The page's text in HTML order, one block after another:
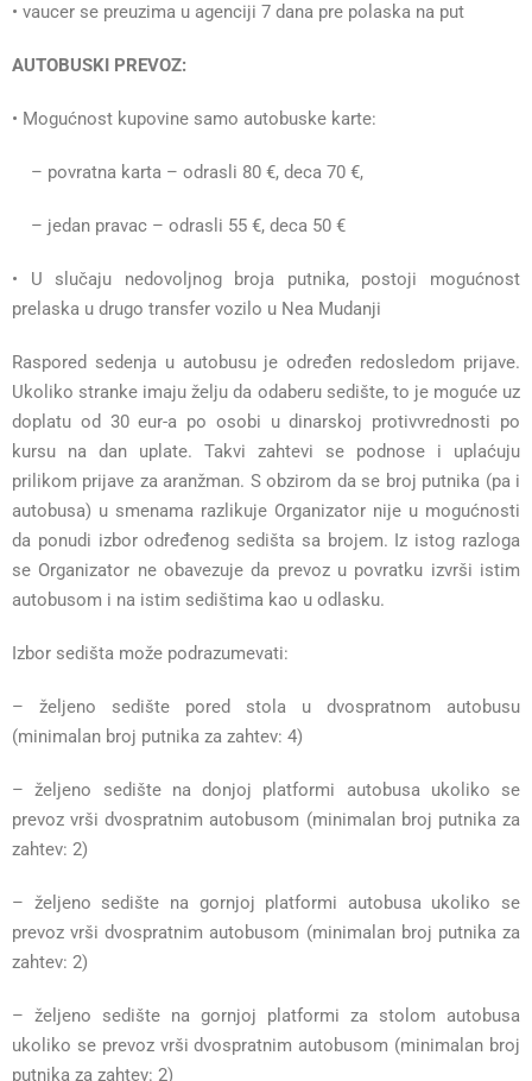
• vaucer se preuzima u agenciji 7 dana pre polaska na put
AUTOBUSKI PREVOZ:
• Mogućnost kupovine samo autobuske karte:
– povratna karta – odrasli 80 €, deca 70 €,
– jedan pravac – odrasli 55 €, deca 50 €
• U slučaju nedovoljnog broja putnika, postoji mogućnost
prelaska u drugo transfer vozilo u Nea Mudanji
Raspored sedenja u autobusu je određen redosledom prijave.
Ukoliko stranke imaju želju da odaberu sedište, to je moguće uz
doplatu od 30 eur-a po osobi u dinarskoj protivvrednosti po
kursu na dan uplate. Takvi zahtevi se podnose i uplaćuju
prilikom prijave za aranžman. S obzirom da se broj putnika (pa i
autobusa) u smenama razlikuje Organizator nije u mogućnosti
da ponudi izbor određenog sedišta sa brojem. Iz istog razloga
se Organizator ne obavezuje da prevoz u povratku izvrši istim
autobusom i na istim sedištima kao u odlasku.
Izbor sedišta može podrazumevati:
– željeno sedište pored stola u dvospratnom autobusu
(minimalan broj putnika za zahtev: 4)
– željeno sedište na donjoj platformi autobusa ukoliko se
prevoz vrši dvospratnim autobusom (minimalan broj putnika za
zahtev: 2)
– željeno sedište na gornjoj platformi autobusa ukoliko se
prevoz vrši dvospratnim autobusom (minimalan broj putnika za
zahtev: 2)
– željeno sedište na gornjoj platformi za stolom autobusa
ukoliko se prevoz vrši dvospratnim autobusom (minimalan broj
putnika za zahtev: 2)